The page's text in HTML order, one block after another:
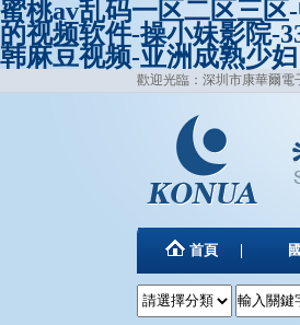
蜜桃av乱码一区二区三
的视频软件-操小妹影院-
韩麻豆视频-亚洲成熟少妇
歡迎光臨：深圳市康華爾電
首頁
聯系康華爾